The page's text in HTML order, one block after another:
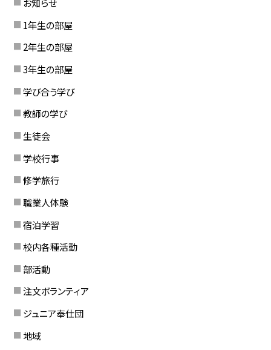
1年生の部屋
2年生の部屋
3年生の部屋
学び合う学び
教師の学び
生徒会
学校行事
修学旅行
職業人体験
宿泊学習
校内各種活動
部活動
注文ボランティア
ジュニア奉仕団
地域